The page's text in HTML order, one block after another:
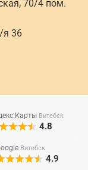
70/4 пом.
я 36
Витебск
4.8
Витебск
4.9